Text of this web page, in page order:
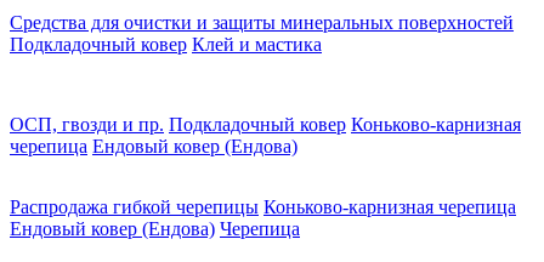
Средства для очистки и защиты минеральных поверхностей
Подкладочный ковер Клей и мастика
ОСП, гвозди и пр. Подкладочный ковер Коньково-карнизная
черепица Ендовый ковер (Ендова)
Распродажа гибкой черепицы Коньково-карнизная черепица
Ендовый ковер (Ендова) Черепица